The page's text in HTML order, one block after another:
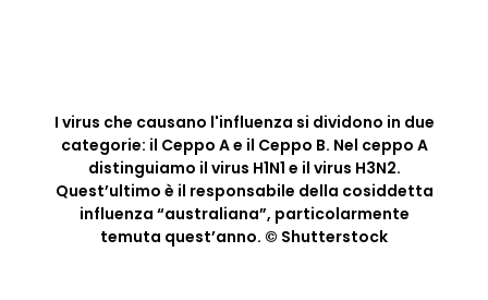
I virus che causano l'influenza si dividono in due
categorie: il Ceppo A e il Ceppo B. Nel ceppo A
distinguiamo il virus H1N1 e il virus H3N2.
Quest’ultimo è il responsabile della cosiddetta
influenza “australiana”, particolarmente
temuta quest’anno. © Shutterstock